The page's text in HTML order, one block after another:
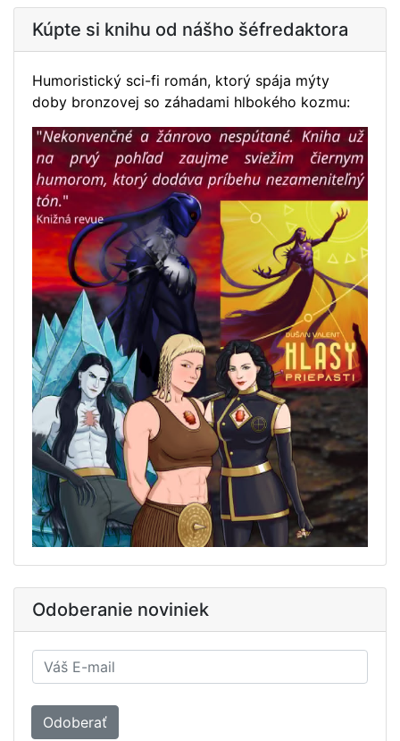
Kúpte si knihu od nášho šéfredaktora
Humoristický sci-fi román, ktorý spája mýty
doby bronzovej so záhadami hlbokého kozmu:
Odoberanie noviniek
Odoberať